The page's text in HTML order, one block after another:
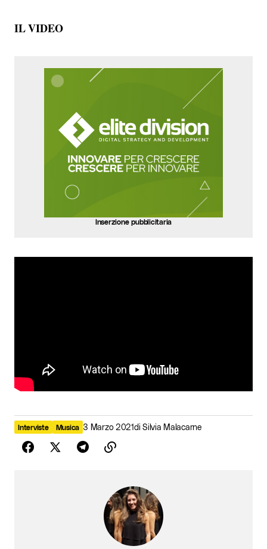
IL VIDEO
Inserzione pubblicitaria
Interviste Musica 3 Marzo 2021di Silvia Malacarne